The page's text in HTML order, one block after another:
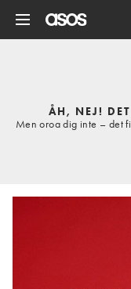
ÅH, NEJ!
Men oroa dig inte – det